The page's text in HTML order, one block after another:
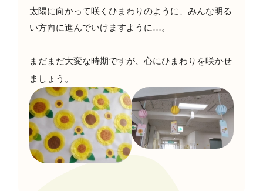
太陽に向かって咲くひまわりのように、みんな明る
い方向に進んでいけますように…。
まだまだ大変な時期ですが、心にひまわりを咲かせ
ましょう。